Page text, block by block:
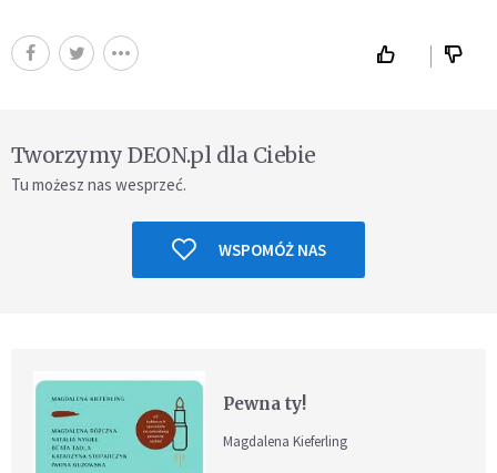
Tworzymy DEON.pl dla Ciebie
Tu możesz nas wesprzeć.
WSPOMÓŻ NAS
Pewna ty!
Magdalena Kieferling